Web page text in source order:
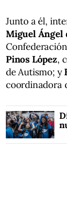
Junto a él,
Miguel Ángel
Pinos López,
de Autismo; y
coordinadora